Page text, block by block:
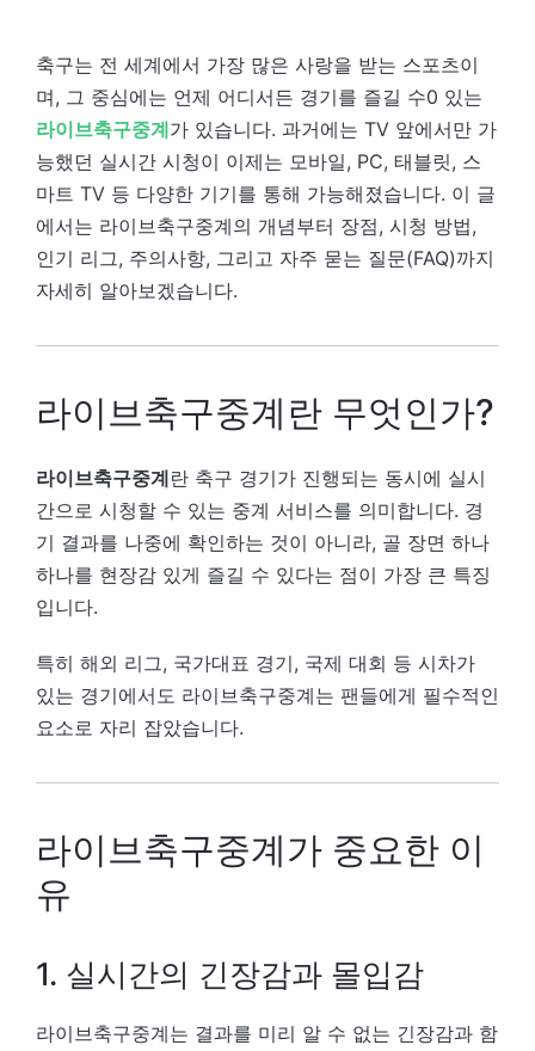
축구는 전 세계에서 가장 많은 사랑을 받는 스포츠이
며, 그 중심에는 언제 어디서든 경기를 즐길 수0 있는
라이브축구중계가 있습니다. 과거에는 TV 앞에서만 가
능했던 실시간 시청이 이제는 모바일, PC, 태블릿, 스
마트 TV 등 다양한 기기를 통해 가능해졌습니다. 이 글
에서는 라이브축구중계의 개념부터 장점, 시청 방법,
인기 리그, 주의사항, 그리고 자주 묻는 질문(FAQ)까지
자세히 알아보겠습니다.
라이브축구중계란 무엇인가?
라이브축구중계란 축구 경기가 진행되는 동시에 실시
간으로 시청할 수 있는 중계 서비스를 의미합니다. 경
기 결과를 나중에 확인하는 것이 아니라, 골 장면 하나
하나를 현장감 있게 즐길 수 있다는 점이 가장 큰 특징
입니다.
특히 해외 리그, 국가대표 경기, 국제 대회 등 시차가
있는 경기에서도 라이브축구중계는 팬들에게 필수적인
요소로 자리 잡았습니다.
라이브축구중계가 중요한 이
유
1. 실시간의 긴장감과 몰입감
라이브축구중계는 결과를 미리 알 수 없는 긴장감과 함